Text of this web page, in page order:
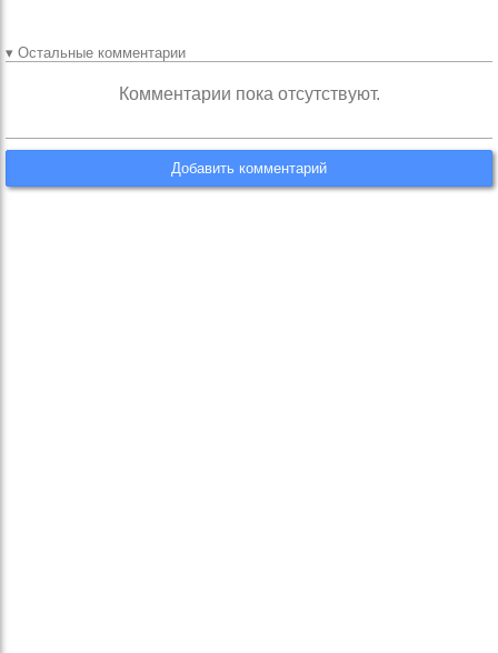
▾ Остальные комментарии
Комментарии пока отсутствуют.
Добавить комментарий